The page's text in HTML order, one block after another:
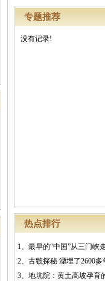
专题推荐
没有记录!
热点排行
1、 最早的“中国”从三门峡
2、 古虢探秘 湮埋了2600
3、 地坑院：黄土高坡孕育